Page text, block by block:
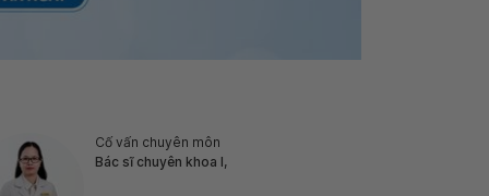
Cố vấn chuyên môn
Bác sĩ chuyên khoa I,